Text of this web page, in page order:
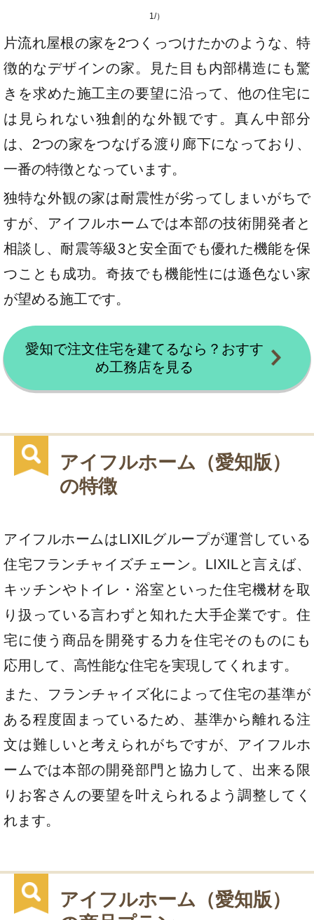
1/）
片流れ屋根の家を2つくっつけたかのような、特
徴的なデザインの家。見た目も内部構造にも驚
きを求めた施工主の要望に沿って、他の住宅に
は見られない独創的な外観です。真ん中部分
は、2つの家をつなげる渡り廊下になっており、
一番の特徴となっています。
独特な外観の家は耐震性が劣ってしまいがちで
すが、アイフルホームでは本部の技術開発者と
相談し、耐震等級3と安全面でも優れた機能を保
つことも成功。奇抜でも機能性には遜色ない家
が望める施工です。
愛知で注文住宅を建てるなら？おすす
め工務店を見る
アイフルホーム（愛知版）
の特徴
アイフルホームはLIXILグループが運営している
住宅フランチャイズチェーン。LIXILと言えば、
キッチンやトイレ・浴室といった住宅機材を取
り扱っている言わずと知れた大手企業です。住
宅に使う商品を開発する力を住宅そのものにも
応用して、高性能な住宅を実現してくれます。
また、フランチャイズ化によって住宅の基準が
ある程度固まっているため、基準から離れる注
文は難しいと考えられがちですが、アイフルホ
ームでは本部の開発部門と協力して、出来る限
りお客さんの要望を叶えられるよう調整してく
れます。
アイフルホーム（愛知版）